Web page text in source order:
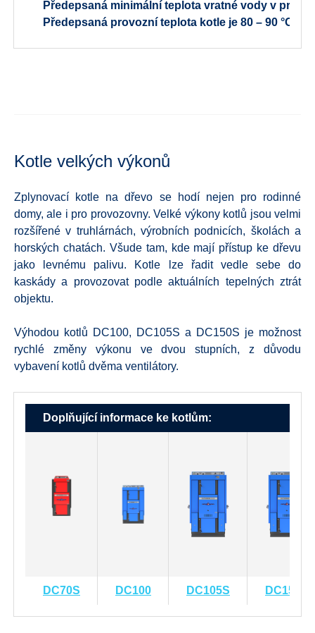
Předepsaná minimální teplota vratné vody v
Předepsaná provozní teplota kotle je 80 – 90 °C.
Kotle velkých výkonů
Zplynovací kotle na dřevo se hodí nejen pro rodinné
domy, ale i pro provozovny. Velké výkony kotlů jsou velmi
rozšířené v truhlárnách, výrobních podnicích, školách a
horských chatách. Všude tam, kde mají přístup ke dřevu
jako levnému palivu. Kotle lze řadit vedle sebe do
kaskády a provozovat podle aktuálních tepelných ztrát
objektu.
Výhodou kotlů DC100, DC105S a DC150S je možnost
rychlé změny výkonu ve dvou stupních, z důvodu
vybavení kotlů dvěma ventilátory.
Doplňující informace ke kotlům:
DC70S DC100 DC105S DC150S